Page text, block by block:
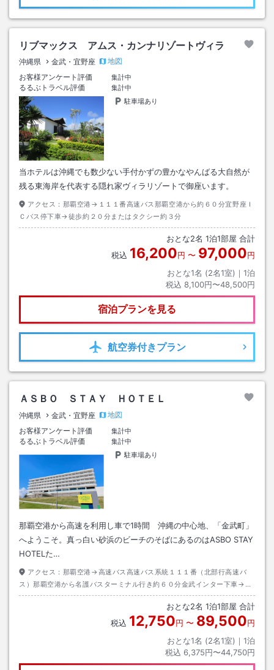
リブマックス アムス・カンナリゾートヴィラ
沖縄県 金武・宜野座
地図
お客様アンケート評価
集計中
るるぶトラベル評価
集計中
駐車場あり
当ホテルは沖縄でも数少ない手付かずの豊かなやんばる大自然が
残る東海岸を代表する隠れ家ヴィラリゾートで御座います。
アクセス： 那覇空港→１１１番高速バス那覇空港から約６０分宜野座Ｉ
Ｃバス停下車→徒歩約２０分またはタクシー約３分
おとな2名 1泊1部屋 合計
税込 16,200円 〜 97,000円
おとな1名 (2名1室)｜ 1泊
税込 8,100円〜48,500円
宿泊プランを見る
航空券付きプラン
ＡＳＢＯ ＳＴＡＹ ＨＯＴＥＬ
沖縄県 金武・宜野座
地図
お客様アンケート評価
集計中
るるぶトラベル評価
集計中
駐車場あり
那覇空港から高速を利用し車で1時間 沖縄の中心地、「金武町」
へようこそ。真っ白い砂浜のビーチのそばにあるのはASBO STAY
HOTELた…
アクセス： 那覇空港→高速バス高速バス系統１１１番（北部行高速バ
ス）那覇空港から名護バスターミナル行き約６０分金武インター下車→タ
クシー約１０分
おとな2名 1泊1部屋 合計
税込 12,750円 〜 89,500円
おとな1名 (2名1室)｜ 1泊
税込 6,375円〜44,750円